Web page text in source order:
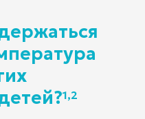
1,2